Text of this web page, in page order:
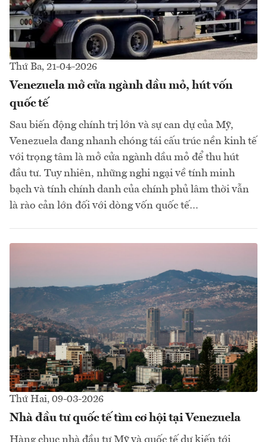
Thứ Ba, 21-04-2026
Venezuela mở cửa ngành dầu mỏ, hút vốn
quốc tế
Sau biến động chính trị lớn và sự can dự của Mỹ,
Venezuela đang nhanh chóng tái cấu trúc nền kinh tế
với trọng tâm là mở cửa ngành dầu mỏ để thu hút
đầu tư. Tuy nhiên, những nghi ngại về tính minh
bạch và tính chính danh của chính phủ lâm thời vẫn
là rào cản lớn đối với dòng vốn quốc tế…
Thứ Hai, 09-03-2026
Nhà đầu tư quốc tế tìm cơ hội tại Venezuela
Hàng chục nhà đầu tư Mỹ và quốc tế dự kiến tới